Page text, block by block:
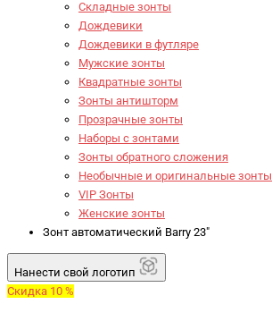
Складные зонты
Дождевики
Дождевики в футляре
Мужские зонты
Квадратные зонты
Зонты антишторм
Прозрачные зонты
Наборы с зонтами
Зонты обратного сложения
Необычные и оригинальные зонты
VIP Зонты
Женские зонты
Зонт автоматический Barry 23"
Нанести свой логотип
Скидка 10 %